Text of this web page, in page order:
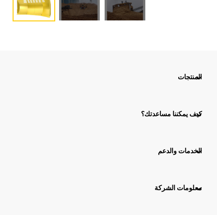
المنتجات
كيف يمكننا مساعدتك؟
الخدمات والدعم
معلومات الشركة